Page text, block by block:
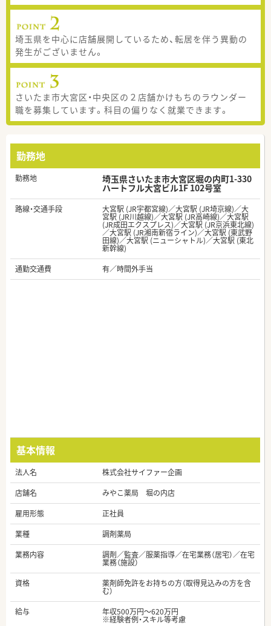
埼玉県を中心に店舗展開しているため、転居を伴う異動の
発生がございません。
さいたま市大宮区・中央区の２店舗かけもちのラウンダー
職を募集しています。科目の偏りなく就業できます。
勤務地
勤務地 埼玉県さいたま市大宮区堀の内町1-330
ハートフル大宮ビル1F 102号室
路線・交通手段 大宮駅 (JR宇都宮線)／大宮駅 (JR埼京線)／大
宮駅 (JR川越線)／大宮駅 (JR高崎線)／大宮駅
(JR成田エクスプレス)／大宮駅 (JR京浜東北線)
／大宮駅 (JR湘南新宿ライン)／大宮駅 (東武野
田線)／大宮駅 (ニューシャトル)／大宮駅 (東北
新幹線)
通勤交通費
有／時間外手当
基本情報
法人名
株式会社サイファー企画
店舗名
みやこ薬局 堀の内店
雇用形態
正社員
業種
調剤薬局
業務内容
調剤／監査／服薬指導／在宅業務（居宅）／在宅
業務（施設）
資格
薬剤師免許をお持ちの方（取得見込みの方を含
む）
給与
年収500万円～620万円
※経験者例・スキル等考慮